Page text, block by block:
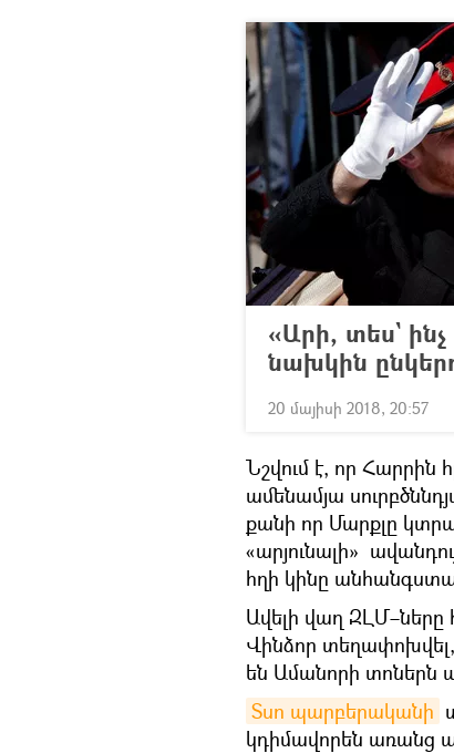
«Արի, տես`
նախկին
20 մայիսի 2018, 20:57
Նշվում է, որ Հարրին
ամենամյա
քանի որ Մարքլը
«արյունալի»
հղի կինը
Ավելի վաղ ԶԼՄ–ները
Վինձոր
են Ամանորի տոներն
Sun պարբերականի
կդիմավորեն առանց